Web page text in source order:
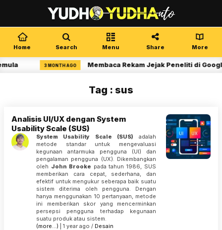
Home Search Menu Share More
3 MONTH AGO Membaca Rekam Jejak Peneliti di
Tag : sus
Analisis UI/UX dengan System
Usability Scale (SUS)
System Usability Scale (SUS) adalah
metode standar untuk mengevaluasi
kegunaan antarmuka pengguna (UI) dan
pengalaman pengguna (UX). Dikembangkan
oleh John Brooke pada tahun 1986, SUS
memberikan cara cepat, sederhana, dan
efektif untuk mengukur seberapa baik suatu
sistem diterima oleh pengguna. Dengan
hanya menggunakan 10 pertanyaan, metode
ini memberikan skor yang mencerminkan
persepsi pengguna terhadap kegunaan
suatu produk atau sistem.
(more…) | 1 year ago / Desain